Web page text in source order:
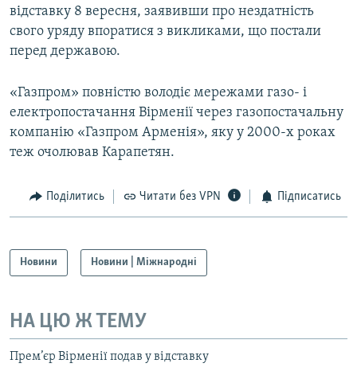
відставку 8 вересня, заявивши про нездатність
свого уряду впоратися з викликами, що постали
перед державою.
«Газпром» повністю володіє мережами газо- і
електропостачання Вірменії через газопостачальну
компанію «Газпром Арменія», яку у 2000-х роках
теж очолював Карапетян.
Поділитись Читати без VPN Підписатись
Новини Новини | Міжнародні
НА ЦЮ Ж ТЕМУ
Прем’єр Вірменії подав у відставку